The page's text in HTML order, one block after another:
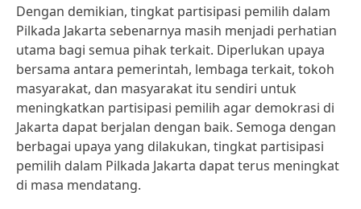
Dengan demikian, tingkat partisipasi pemilih dalam
Pilkada Jakarta sebenarnya masih menjadi perhatian
utama bagi semua pihak terkait. Diperlukan upaya
bersama antara pemerintah, lembaga terkait, tokoh
masyarakat, dan masyarakat itu sendiri untuk
meningkatkan partisipasi pemilih agar demokrasi di
Jakarta dapat berjalan dengan baik. Semoga dengan
berbagai upaya yang dilakukan, tingkat partisipasi
pemilih dalam Pilkada Jakarta dapat terus meningkat
di masa mendatang.